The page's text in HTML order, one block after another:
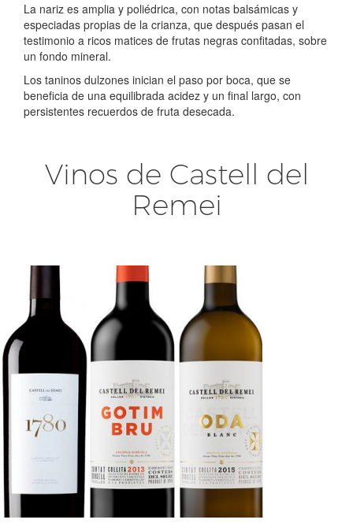
La nariz es amplia y poliédrica, con notas balsámicas y
especiadas propias de la crianza, que después pasan el
testimonio a ricos matices de frutas negras confitadas, sobre
un fondo mineral.
Los taninos dulzones inician el paso por boca, que se
beneficia de una equilibrada acidez y un final largo, con
persistentes recuerdos de fruta desecada.
Vinos de Castell del
Remei